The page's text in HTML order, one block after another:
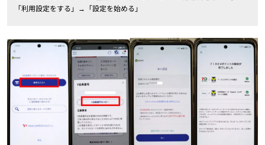
「利用設定をする」→「設定を始める」